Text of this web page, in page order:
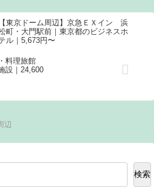
【東京ドーム周辺】京急ＥＸイン 浜
町・大門駅前｜東京都のビジネスホ
ル｜5,673円〜
料理旅館
設｜24,600
辺
検索